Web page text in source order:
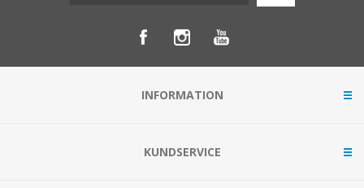
INFORMATION
KUNDSERVICE